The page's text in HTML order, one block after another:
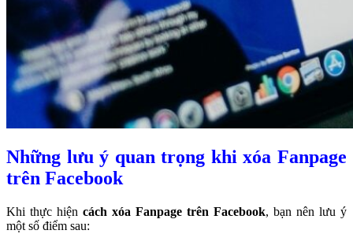
Những lưu ý quan trọng khi xóa Fanpage
trên Facebook
Khi thực hiện cách xóa Fanpage trên Facebook, bạn nên lưu ý
một số điểm sau: